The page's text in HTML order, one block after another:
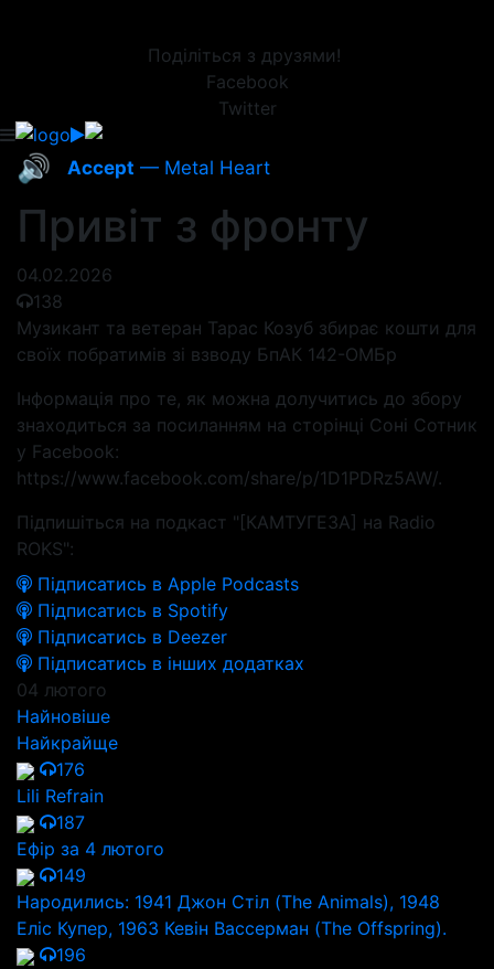
Поділіться з друзями!
Facebook
Twitter
🔊 Accept — Metal Heart
Привіт з фронту
04.02.2026
138
Музикант та ветеран Тарас Козуб збирає кошти для
своїх побратимів зі взводу БпАК 142-ОМБр
Інформація про те, як можна долучитись до збору
знаходиться за посиланням на сторінці Соні Сотник
у Facebook:
https://www.facebook.com/share/p/1D1PDRz5AW/.
Підпишіться на подкаст "[КАМТУГЕЗА] на Radio
ROKS":
Підписатись в Apple Podcasts
Підписатись в Spotify
Підписатись в Deezer
Підписатись в інших додатках
04 лютого
Найновіше
Найкрайще
176
Lili Refrain
187
Ефір за 4 лютого
149
Народились: 1941 Джон Стіл (The Animals), 1948
Еліс Купер, 1963 Кевін Вассерман (The Offspring).
196